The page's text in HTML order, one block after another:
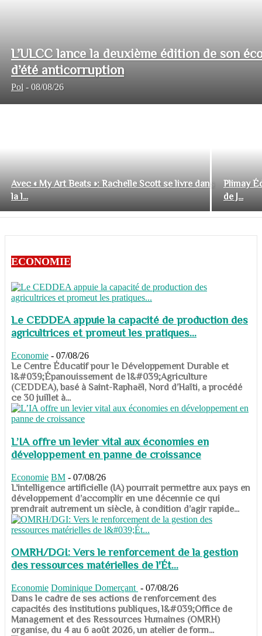
L’ULCC lance la deuxième édition de son
d’été anticorruption
Pol - 08/08/26
Avec « My Art Beats »: Rachelle Scott se livre dans
la l...
Plimay
de J...
ECONOMIE
Le CEDDEA appuie la capacité de production des
agricultrices et promeut les pratiques...
Economie - 07/08/26
​​​​​​​Le Centre Éducatif pour le Développement Durable et
l&#039;Épanouissement de l&#039;Agriculture
(CEDDEA), basé à Saint-Raphaël, Nord d’Haïti, a procédé
ce 30 juillet à...
L’IA offre un levier vital aux économies en
développement en panne de croissance
Economie BM - 07/08/26
​​​​​​​L’intelligence artificielle (IA) pourrait permettre aux pays en
développement d’accomplir en une décennie ce qui
prendrait autrement un siècle, à condition d’agir rapide...
OMRH/DGI: Vers le renforcement de la gestion
des ressources matérielles de l'Ét...
Economie Dominique Domerçant - 07/08/26
Dans le cadre de ses actions de renforcement des
capacités des institutions publiques, l&#039;Office de
Management et des Ressources Humaines (OMRH)
organise, du 4 au 6 août 2026, un atelier de form...